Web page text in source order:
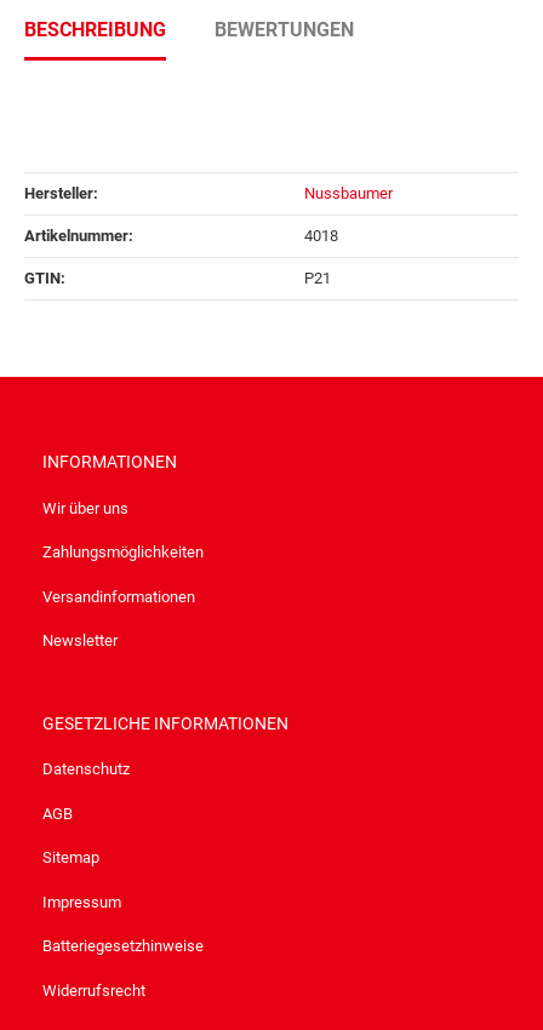
BESCHREIBUNG BEWERTUNGEN
Hersteller: Nussbaumer
Artikelnummer: 4018
GTIN: P21
INFORMATIONEN
Wir über uns
Zahlungsmöglichkeiten
Versandinformationen
Newsletter
GESETZLICHE INFORMATIONEN
Datenschutz
AGB
Sitemap
Impressum
Batteriegesetzhinweise
Widerrufsrecht